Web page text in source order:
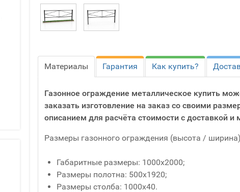
Материалы Гарантия Как купить?
Газонное ограждение металлическое купить
заказать изготовление на заказ со своими
описанием для расчёта стоимости с доставкой
Размеры газонного ограждения (высота /
Габаритные размеры: 1000х2000;
Размеры полотна: 500х1920;
Размеры столба: 1000х40.